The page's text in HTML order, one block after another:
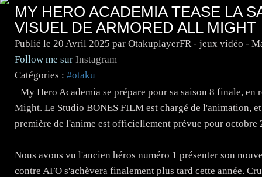
MY HERO ACADEMIA TEASE LA
VISUEL DE ARMORED ALL MIGHT
Publié le 20 Avril 2025 par OtakuplayerFR - jeux vidéo -
Follow me sur Instagram
Catégories : #otaku
My Hero Academia se prépare pour sa saison 8 finale,
Might. Le Studio BONES FILM est chargé de l'animation,
première de l'anime est officiellement prévue pour octobre
Nous avons vu l'ancien héros numéro 1 présenter son
contre AFO s'achèvera finalement plus tard cette année.